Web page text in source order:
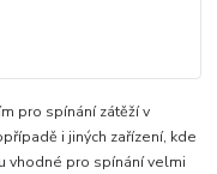
pro spínání zátěží v
i jiných zařízení, kde
vhodné pro spínání velmi